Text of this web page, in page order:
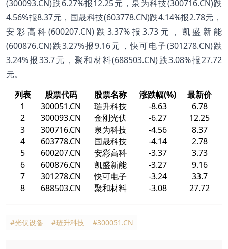
(300093.CN)跌6.27%报12.25元，泉为科技(300716.CN)跌
4.56%报8.37元，国晟科技(603778.CN)跌4.14%报2.78元，
安彩高科(600207.CN)跌3.37%报3.73元，凯盛新能
(600876.CN)跌3.27%报9.16元，快可电子(301278.CN)跌
3.24%报33.7元，聚和材料(688503.CN)跌3.08%报27.72
元。
列表
股票代码 股票名称 涨跌幅(%)
最新价
1
300051.CN 琏升科技 -8.63
6.78
2
300093.CN 金刚光伏 -6.27
12.25
3
300716.CN 泉为科技 -4.56
8.37
4
603778.CN 国晟科技 -4.14
2.78
5
600207.CN 安彩高科 -3.37
3.73
6
600876.CN 凯盛新能 -3.27
9.16
7
301278.CN 快可电子 -3.24
33.7
8
688503.CN 聚和材料 -3.08 27.72
#光伏设备 #琏升科技 #300051.CN